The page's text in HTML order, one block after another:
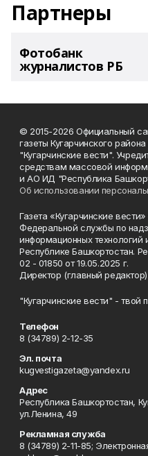
Партнеры
Фотобанк
журналистов РБ
© 2015-2026 Официальный
газеты Кугарчинского
"Кугарчинские вести".
средствам массовой
и АО ИД "Республика
Об использовании
Газета «Кугарчинские
Федеральной службы по
информационных
Республике Башкортостан.
02 - 01850 от 19.05.2025 г.
Директор (главный
"Кугарчинские вести" -
Телефон
8 (34789) 2-12-35
Эл. почта
kugvestigazeta@yandex.ru
Адрес
Республика Башкортостан,
ул.Ленина, 49
Рекламная служба
8 (34789) 2-11-85;